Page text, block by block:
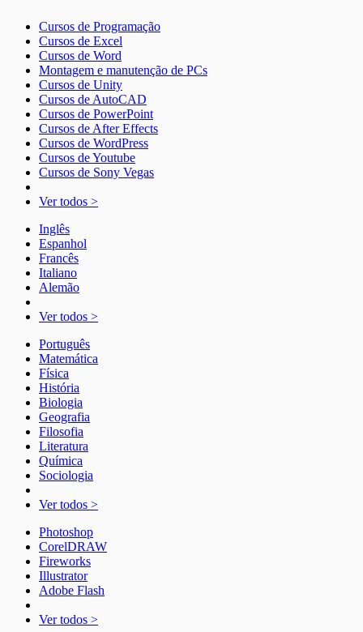
Cursos de Programação
Cursos de Excel
Cursos de Word
Montagem e manutenção de PCs
Cursos de Unity
Cursos de AutoCAD
Cursos de PowerPoint
Cursos de After Effects
Cursos de WordPress
Cursos de Youtube
Cursos de Sony Vegas
Ver todos >
Inglês
Espanhol
Francês
Italiano
Alemão
Ver todos >
Português
Matemática
Física
História
Biologia
Geografia
Filosofia
Literatura
Química
Sociologia
Ver todos >
Photoshop
CorelDRAW
Fireworks
Illustrator
Adobe Flash
Ver todos >